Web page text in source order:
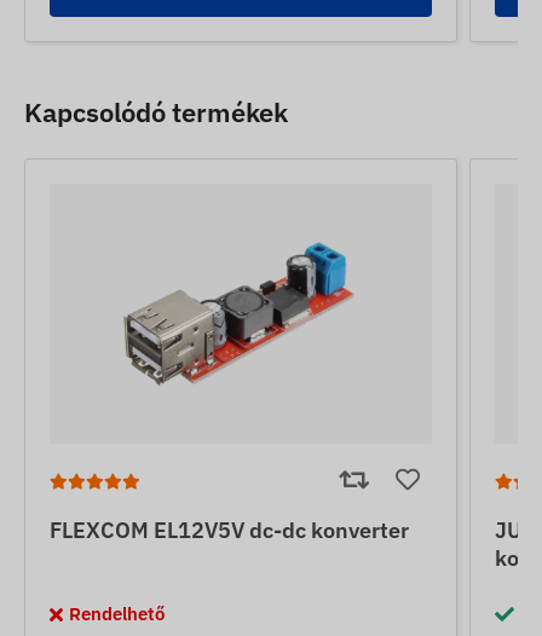
Kapcsolódó termékek
FLEXCOM EL12V5V dc-dc konverter
Rendelhető